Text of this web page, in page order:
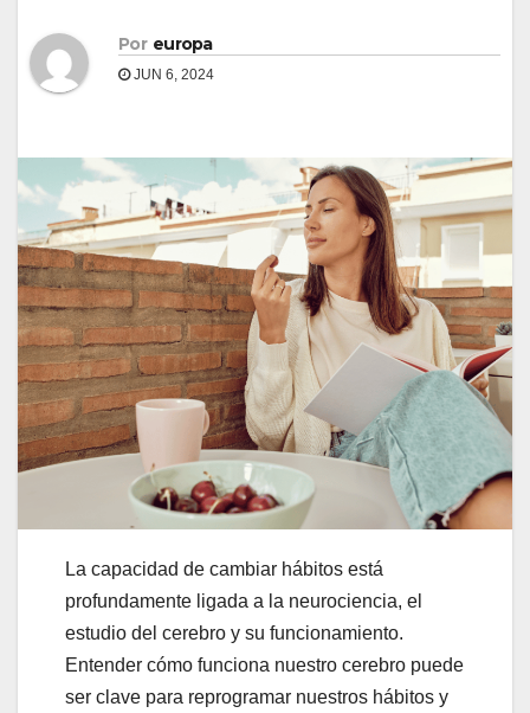
Por europa
JUN 6, 2024
La capacidad de cambiar hábitos está
profundamente ligada a la neurociencia, el
estudio del cerebro y su funcionamiento.
Entender cómo funciona nuestro cerebro puede
ser clave para reprogramar nuestros hábitos y